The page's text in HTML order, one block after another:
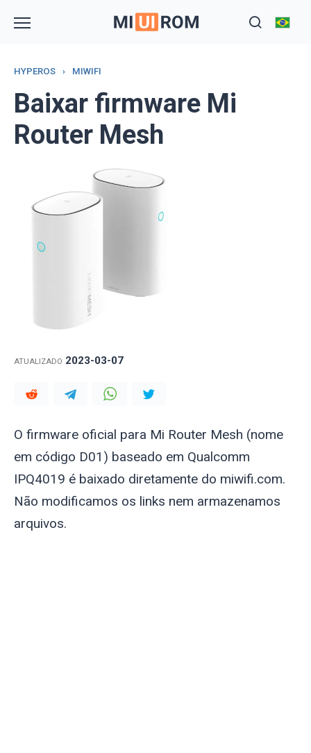
HYPEROS › MIWIFI
Baixar firmware Mi
Router Mesh
ATUALIZADO 2023-03-07
O firmware oficial para Mi Router Mesh (nome
em código D01) baseado em Qualcomm
IPQ4019 é baixado diretamente do miwifi.com.
Não modificamos os links nem armazenamos
arquivos.